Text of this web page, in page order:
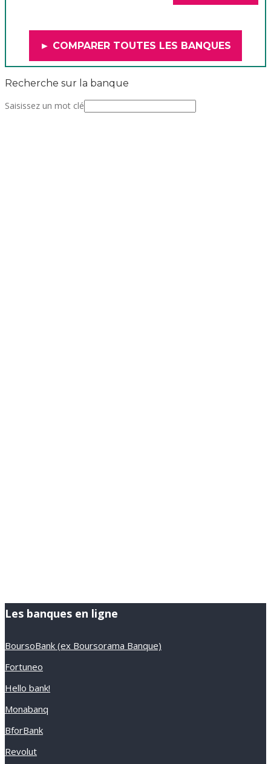
► COMPARER TOUTES LES BANQUES
Recherche sur la banque
Saisissez un mot clé
Les banques en ligne
BoursoBank (ex Boursorama Banque)
Fortuneo
Hello bank!
Monabanq
BforBank
Revolut